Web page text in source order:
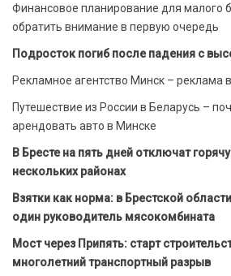
Финансовое планирование для малого
обратить внимание в первую очередь
Подросток погиб после падения с
Рекламное агентство Минск – реклама
Путешествие из России в Беларусь –
арендовать авто в Минске
В Бресте на пять дней отключат
нескольких районах
Взятки как норма: в Брестской
один руководитель мясокомбината
Мост через Припять: старт
многолетний транспортный разрыв